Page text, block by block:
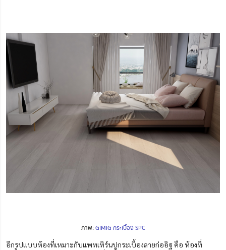
ภาพ:GIMIG กระเบื้อง SPC
อีกรูปแบบห้องที่เหมาะกับแพทเทิร์นปูกระเบื้องลายก่ออิฐ คือ ห้องที่